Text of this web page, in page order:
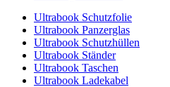
Ultrabook Schutzfolie
Ultrabook Panzerglas
Ultrabook Schutzhüllen
Ultrabook Ständer
Ultrabook Taschen
Ultrabook Ladekabel